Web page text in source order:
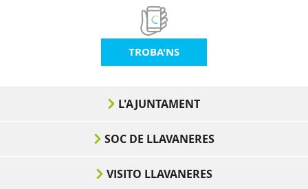
TROBA'NS
L'AJUNTAMENT
SOC DE LLAVANERES
VISITO LLAVANERES